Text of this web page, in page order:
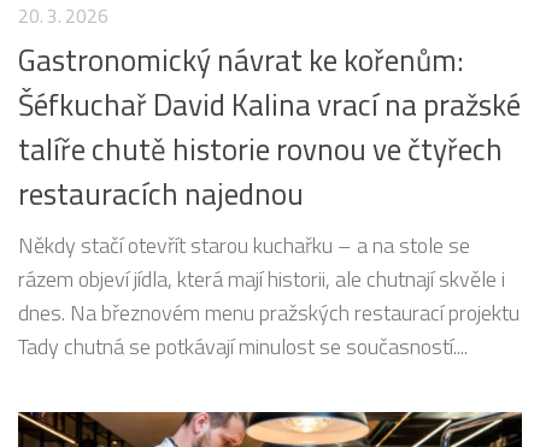
20. 3. 2026
Gastronomický návrat ke kořenům:
Šéfkuchař David Kalina vrací na pražské
talíře chutě historie rovnou ve čtyřech
restauracích najednou
Někdy stačí otevřít starou kuchařku – a na stole se
rázem objeví jídla, která mají historii, ale chutnají skvěle i
dnes. Na březnovém menu pražských restaurací projektu
Tady chutná se potkávají minulost se současností....